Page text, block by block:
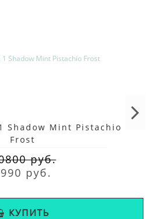
Shadow Mint Pistachio
Frost
руб.
руб.
КУПИТЬ